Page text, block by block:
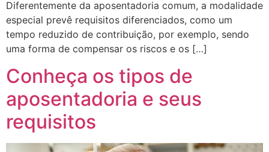
Diferentemente da aposentadoria comum, a modalidade
especial prevê requisitos diferenciados, como um
tempo reduzido de contribuição, por exemplo, sendo
uma forma de compensar os riscos e os […]
Conheça os tipos de
aposentadoria e seus
requisitos